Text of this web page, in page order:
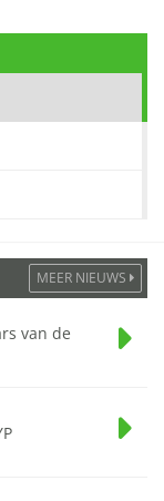
MEER NIEUWS
van de